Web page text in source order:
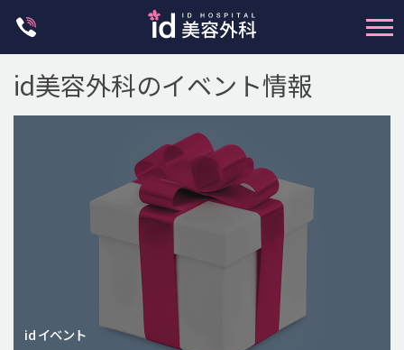
脂肪注入(アンチエイジング)
id美容外科のイベント情報
id イベント